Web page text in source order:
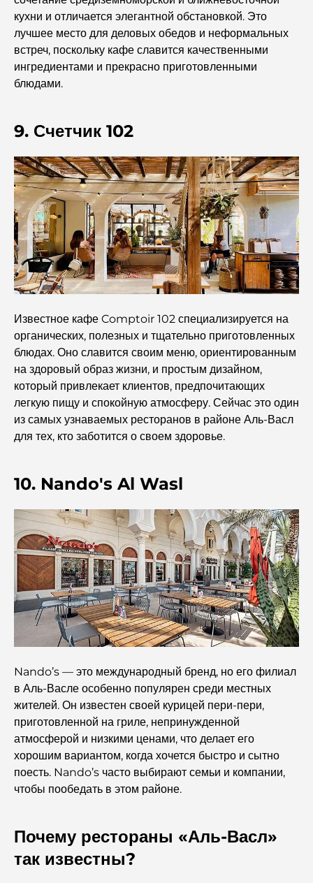
Рестораны «Аль-Васл»: самые известные заведения
Дубая.
Чем заняться с детьми в Дубае: полный семейный
Лучшие пляжные курорты Дубая для роскошного
отдыха.
Романтические места в Дубае для незабываемых
моментов
Лучший отдых в Дубае: лучшие отели и курорты
Лучшие рестораны для делового обеда в DIFC
Самые дорогие бренды одежды в мире
Османская архитектура: богатое наследие искусства,
Как выбрать финансового консультанта в Дубае?
Самые дорогие частные самолеты: взгляд изнутри на
мир роскоши в авиации для миллиардеров.
Самые дорогие обручальные кольца в мире
Индийские школы в Дубае: подробное руководство для
Знакомые достопримечательности Абу-Даби:
знакомство с ними
Школы Абу-Даби: Полное руководство по лучшим
школам столицы
Restaurants in Abu Dhabi: A Tasty Tour of the
Фитнес-центры в Абу-Даби: ваш путеводитель по
лучшим местам для занятий спортом в городе.
кухни и отличается элегантной обстановкой. Это
лучшее место для деловых обедов и неформальных
встреч, поскольку кафе славится качественными
ингредиентами и прекрасно приготовленными
блюдами.
9. Счетчик 102
Известное кафе Comptoir 102 специализируется на
органических, полезных и тщательно приготовленных
блюдах. Оно славится своим меню, ориентированным
на здоровый образ жизни, и простым дизайном,
который привлекает клиентов, предпочитающих
легкую пищу и спокойную атмосферу. Сейчас это один
из самых узнаваемых ресторанов в районе Аль-Васл
для тех, кто заботится о своем здоровье.
10. Nando's Al Wasl
Nando’s — это международный бренд, но его филиал
в Аль-Васле особенно популярен среди местных
жителей. Он известен своей курицей пери-пери,
приготовленной на гриле, непринужденной
атмосферой и низкими ценами, что делает его
хорошим вариантом, когда хочется быстро и сытно
поесть. Nando’s часто выбирают семьи и компании,
чтобы пообедать в этом районе.
Почему рестораны «Аль-Васл»
так известны?